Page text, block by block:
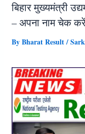
बिहार मुख्यमंत्री
– अपना नाम चेक
ByBharat Result/